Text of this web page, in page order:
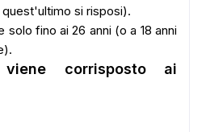
si risposi).
fino ai 26 anni (o a 18 anni
corrisposto ai